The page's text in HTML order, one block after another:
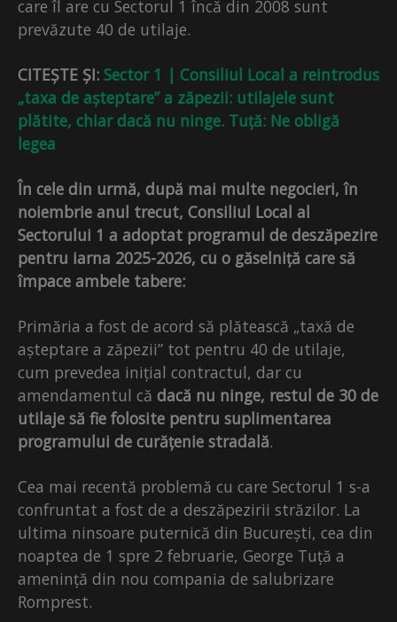
care îl are cu Sectorul 1 încă din 2008 sunt
prevăzute 40 de utilaje.
CITEȘTE ȘI: Sector 1 | Consiliul Local a reintrodus
„taxa de așteptare” a zăpezii: utilajele sunt
plătite, chiar dacă nu ninge. Tuță: Ne obligă
legea
În cele din urmă, după mai multe negocieri, în
noiembrie anul trecut, Consiliul Local al
Sectorului 1 a adoptat programul de deszăpezire
pentru iarna 2025-2026, cu o găselniță care să
împace ambele tabere:
Primăria a fost de acord să plătească „taxă de
așteptare a zăpezii” tot pentru 40 de utilaje,
cum prevedea inițial contractul, dar cu
amendamentul că dacă nu ninge, restul de 30 de
utilaje să fie folosite pentru suplimentarea
programului de curățenie stradală.
Cea mai recentă problemă cu care Sectorul 1 s-a
confruntat a fost de a deszăpezirii străzilor. La
ultima ninsoare puternică din București, cea din
noaptea de 1 spre 2 februarie, George Tuță a
amenință din nou compania de salubrizare
Romprest.